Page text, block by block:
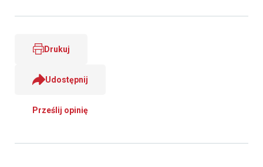
Drukuj
Udostępnij
Prześlij opinię